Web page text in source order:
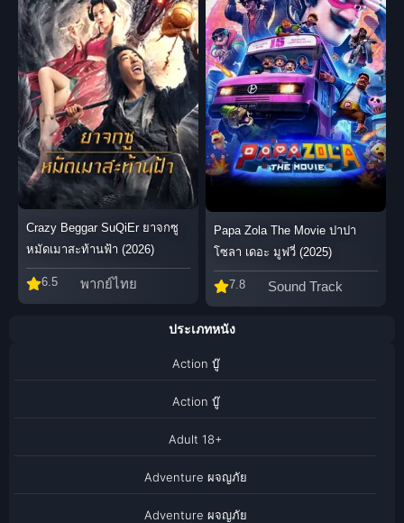
Crazy Beggar SuQiEr ยาจกซู
หมัดเมาสะท้านฟ้า (2026)
6.5 พากย์ไทย
Papa Zola The Movie ปาปา
โซลา เดอะ มูฟวี่ (2025)
7.8 Sound Track
ประเภทหนัง
Action บู๊
Action บู๊
Adult 18+
Adventure ผจญภัย
Adventure ผจญภัย